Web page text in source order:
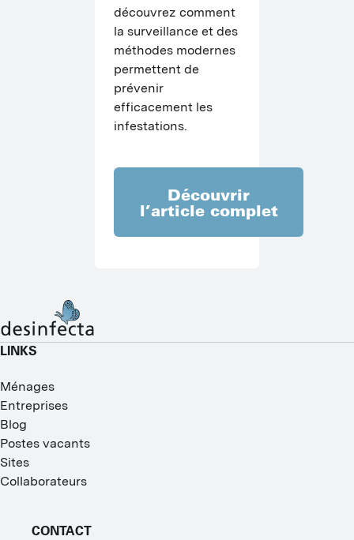
découvrez comment
la surveillance et des
méthodes modernes
permettent de
prévenir
efficacement les
infestations.
Découvrir
l’article complet
LINKS
Ménages
Entreprises
Blog
Postes vacants
Sites
Collaborateurs
CONTACT